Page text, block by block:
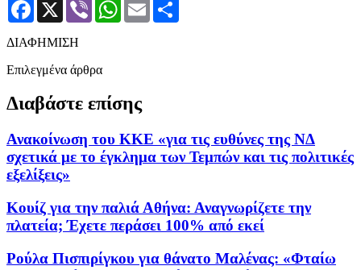
ΔΙΑΦΗΜΙΣΗ
Επιλεγμένα άρθρα
Διαβάστε επίσης
Ανακοίνωση του ΚΚΕ «για τις ευθύνες της ΝΔ
σχετικά με το έγκλημα των Τεμπών και τις πολιτικές
εξελίξεις»
Κουίζ για την παλιά Αθήνα: Αναγνωρίζετε την
πλατεία; Έχετε περάσει 100% από εκεί
Ρούλα Πισπιρίγκου για θάνατο Μαλένας: «Φταίω